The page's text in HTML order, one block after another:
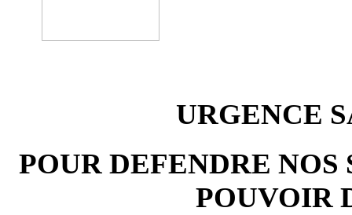
URGENCE
POUR DEFENDRE
POUVOIR